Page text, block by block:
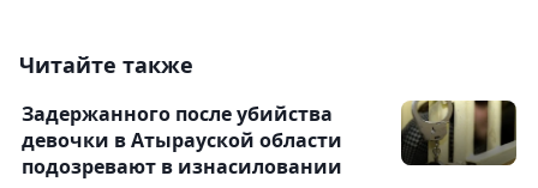
Читайте также
Задержанного после убийства
девочки в Атырауской области
подозревают в изнасиловании